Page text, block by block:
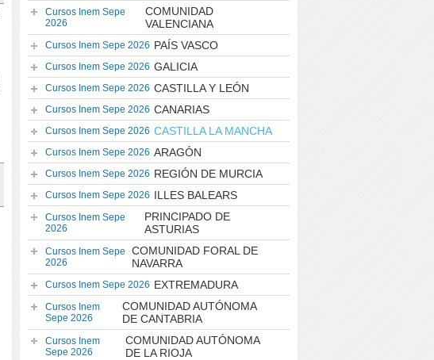
Cursos Inem Sepe
2026
COMUNIDAD
VALENCIANA
Cursos Inem Sepe 2026 PAÍS VASCO
Cursos Inem Sepe 2026 GALICIA
Cursos Inem Sepe 2026 CASTILLA Y LEÓN
Cursos Inem Sepe 2026 CANARIAS
Cursos Inem Sepe 2026 CASTILLA LA MANCHA
Cursos Inem Sepe 2026 ARAGÓN
Cursos Inem Sepe 2026 REGIÓN DE MURCIA
Cursos Inem Sepe 2026 ILLES BALEARS
Cursos Inem Sepe
2026
PRINCIPADO DE
ASTURIAS
Cursos Inem Sepe
2026
COMUNIDAD FORAL DE
NAVARRA
Cursos Inem Sepe 2026 EXTREMADURA
Cursos Inem
Sepe 2026
COMUNIDAD AUTÓNOMA
DE CANTABRIA
Cursos Inem
Sepe 2026
COMUNIDAD AUTÓNOMA
DE LA RIOJA